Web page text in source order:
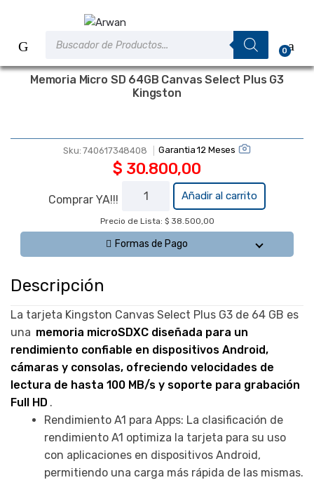
contenido
0
Memoria Micro SD 64GB Canvas Select Plus G3
Kingston
Sku:740617348408 Garantia 12 Meses
$ 30.800,00
Comprar YA!!!
Memoria
64GB
Canvas
Select
cantidad
Añadir al carrito
Precio de Lista: $ 38.500,00
Formas de Pago
Descripción
La tarjeta Kingston Canvas Select Plus G3 de 64 GB es
una memoria microSDXC diseñada para un
rendimiento confiable en dispositivos Android,
cámaras y consolas, ofreciendo velocidades de
lectura de hasta 100 MB/s y soporte para grabación
Full HD .
Rendimiento A1 para Apps: La clasificación de
rendimiento A1 optimiza la tarjeta para su uso
con aplicaciones en dispositivos Android,
permitiendo una carga más rápida de las mismas.